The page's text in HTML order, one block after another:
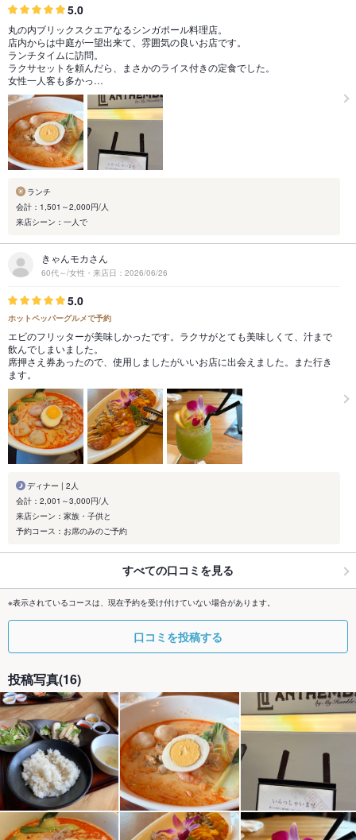
5.0
丸の内ブリックスクエアなるシンガポール料理店。
店内からは中庭が一望出来て、雰囲気の良いお店です。
ランチタイムに訪問。
ラクサセットを頼んだら、まさかのライス付きの定食でした。
女性一人客も多かっ…
ランチ
会計：1,501～2,000円/人
来店シーン：一人で
きゃんモカさん
60代～/女性・来店日：2026/06/26
5.0
ホットペッパーグルメで予約
エビのフリッターが美味しかったです。ラクサがとても美味しくて、汁まで
飲んでしまいました。
席押さえ券あったので、使用しましたがいいお店に出会えました。また行き
ます。
ディナー | 2人
会計：2,001～3,000円/人
来店シーン：家族・子供と
予約コース：お席のみのご予約
すべての口コミを見る
※表示されているコースは、現在予約を受け付けていない場合があります。
口コミを投稿する
投稿写真(16)